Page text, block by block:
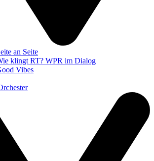
an Seite
klingt RT? WPR im Dialog
Vibes